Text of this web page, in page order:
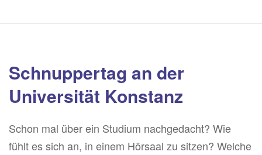
Schnuppertag an der
Universität Konstanz
Schon mal über ein Studium nachgedacht? Wie
fühlt es sich an, in einem Hörsaal zu sitzen? Welche